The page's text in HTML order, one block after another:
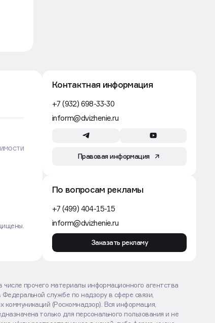
Контактная информация
+7 (932) 698-33-30
inform@dvizhenie.ru
Правовая информация
По вопросам рекламы
+7 (499) 404-15-15
inform@dvizhenie.ru
Заказать рекламу
прочего материалы информационного агентства
службе по надзору в сфере связи,
коммуникаций (Роскомнадзор). Вся информация,
только для персонального пользования и не